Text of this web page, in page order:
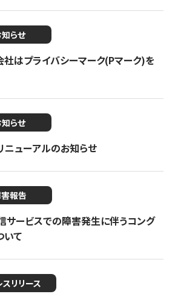
らせ
社はプライバシーマーク(Pマーク)を
らせ
ニューアルのお知らせ
報告
サービスでの障害発生に伴うコング
いて
スリリース